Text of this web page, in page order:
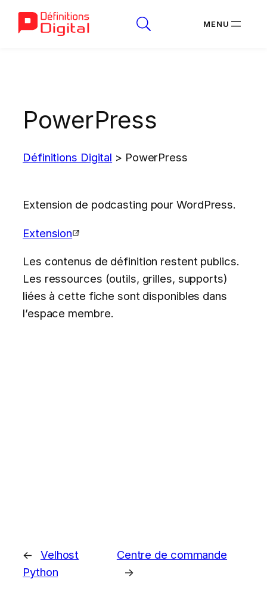
PowerPress
Définitions Digital > PowerPress
Extension de podcasting pour WordPress.
Extension
Les contenus de définition restent publics.
Les ressources (outils, grilles, supports)
liées à cette fiche sont disponibles dans
l’espace membre.
←
Velhost
Python
Centre de commande
→